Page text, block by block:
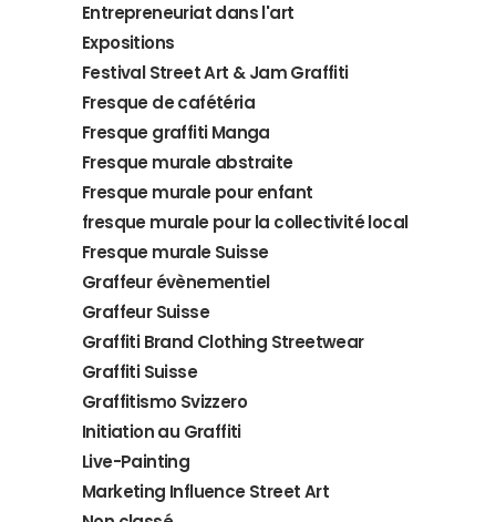
Entrepreneuriat dans l'art
Expositions
Festival Street Art & Jam Graffiti
Fresque de cafétéria
Fresque graffiti Manga
Fresque murale abstraite
Fresque murale pour enfant
fresque murale pour la collectivité local
Fresque murale Suisse
Graffeur évènementiel
Graffeur Suisse
Graffiti Brand Clothing Streetwear
Graffiti Suisse
Graffitismo Svizzero
Initiation au Graffiti
Live-Painting
Marketing Influence Street Art